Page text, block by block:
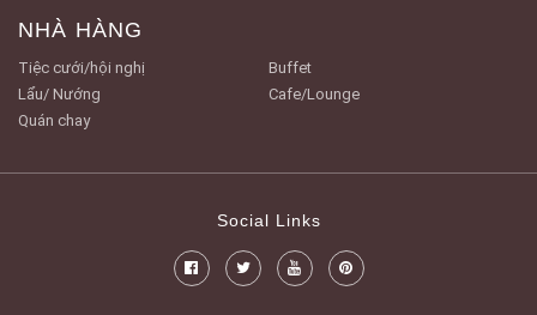
NHÀ HÀNG
Tiệc cưới/hội nghị
Buffet
Lẩu/ Nướng
Cafe/Lounge
Quán chay
Social Links